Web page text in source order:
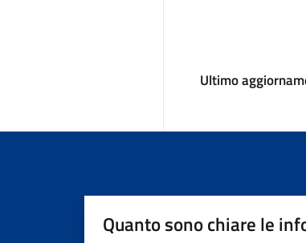
Ultimo
Quanto sono chiare le